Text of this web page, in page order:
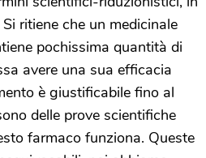
ritiene che un medicinale
pochissima quantità di
avere una sua efficacia
è giustificabile fino al
delle prove scientifiche
farmaco funziona. Queste